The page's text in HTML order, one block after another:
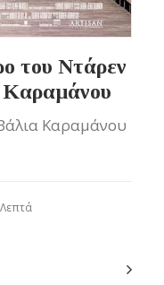
του Ντάρεν
Καραμάνου
Καραμάνου